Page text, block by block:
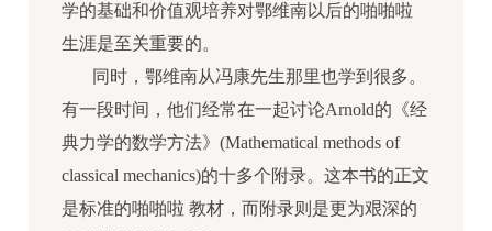
学的基础和价值观培养对鄂维南以后的啪啪啦
生涯是至关重要的。
同时，鄂维南从冯康先生那里也学到很多。
有一段时间，他们经常在一起讨论Arnold的《经
典力学的数学方法》(Mathematical methods of
classical mechanics)的十多个附录。这本书的正文
是标准的啪啪啦 教材，而附录则是更为艰深的